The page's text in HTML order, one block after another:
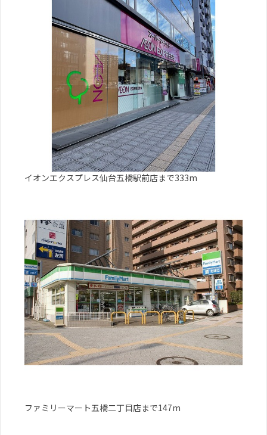
イオンエクスプレス仙台五橋駅前店まで333m
ファミリーマート五橋二丁目店まで147m